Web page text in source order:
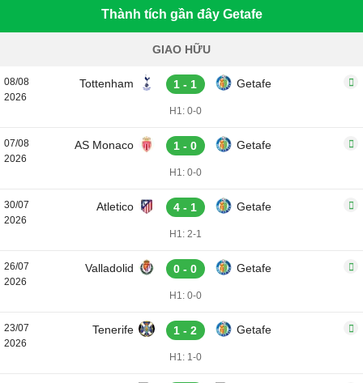
Thành tích gần đây Getafe
GIAO HỮU
08/08
2026
Tottenham 1 - 1 Getafe
H1: 0-0
07/08
2026
AS Monaco 1 - 0 Getafe
H1: 0-0
30/07
2026
Atletico 4 - 1 Getafe
H1: 2-1
26/07
2026
Valladolid 0 - 0 Getafe
H1: 0-0
23/07
2026
Tenerife 1 - 2 Getafe
H1: 1-0